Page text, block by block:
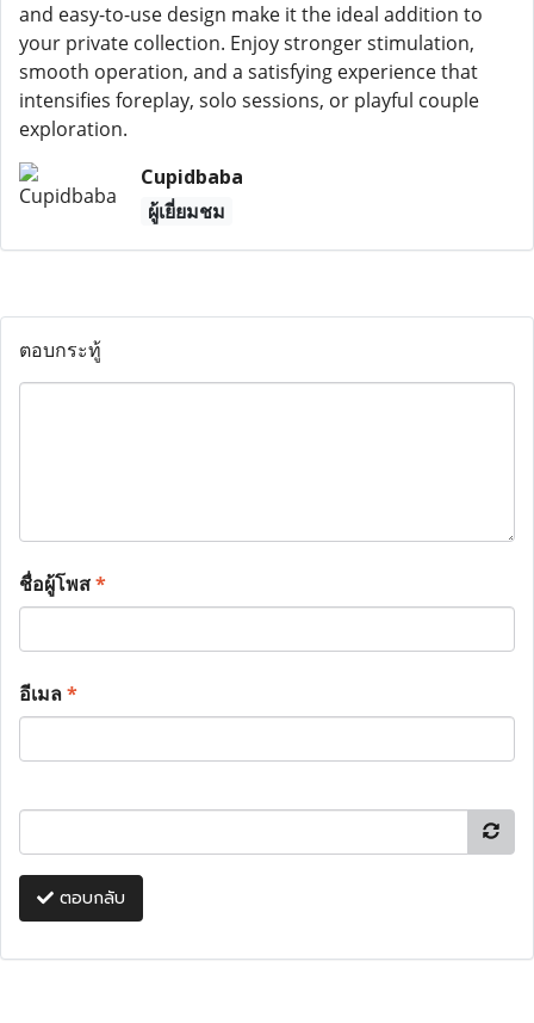
and easy-to-use design make it the ideal addition to
your private collection. Enjoy stronger stimulation,
smooth operation, and a satisfying experience that
intensifies foreplay, solo sessions, or playful couple
exploration.
Cupidbaba
ผู้เยี่ยมชม
ตอบกระทู้
ชื่อผู้โพส*
อีเมล*
ตอบกลับ